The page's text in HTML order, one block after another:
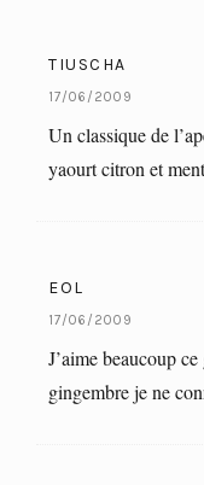
TIUSCHA
17/06/2009
Un classique de
yaourt citron et
EOL
17/06/2009
J’aime beaucoup
gingembre je ne